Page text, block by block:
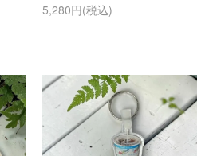
5,280円(税込)